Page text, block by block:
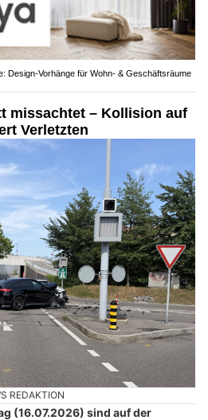
Design-Vorhänge für Wohn- & Geschäftsräume
missachtet – Kollision auf
Verletzten
REDAKTION
(16.07.2026) sind auf der